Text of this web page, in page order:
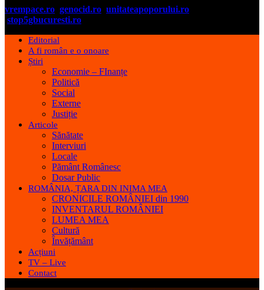
vrempace.ro genocid.ro unitateapoporului.ro
stop5gbucuresti.ro
Editorial
A fi român e o onoare
Știri
Economie – FInanțe
Politică
Social
Externe
Justiție
Articole
Sănătate
Interviuri
Locale
Pământ Românesc
Dosar Public
ROMÂNIA, ȚARA DIN INIMA MEA
CRONICILE ROMÂNIEI din 1990
INVENTARUL ROMÂNIEI
LUMEA MEA
Cultură
Învățământ
Acțiuni
TV – Live
Contact